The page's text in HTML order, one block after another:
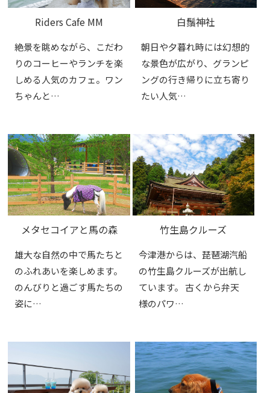
Riders Cafe MM
絶景を眺めながら、こだわ
りのコーヒーやランチを楽
しめる人気のカフェ。ワン
ちゃんと…
白鬚神社
朝日や夕暮れ時には幻想的
な景色が広がり、グランピ
ングの行き帰りに立ち寄り
たい人気…
メタセコイアと馬の森
雄大な自然の中で馬たちと
のふれあいを楽しめます。
のんびりと過ごす馬たちの
姿に…
竹生島クルーズ
今津港からは、琵琶湖汽船
の竹生島クルーズが出航し
ています。 古くから弁天
様のパワ…